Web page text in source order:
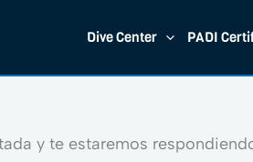
Dive Center PADI
y te estaremos